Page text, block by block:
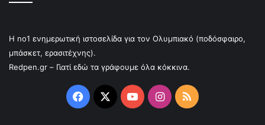
Η no1 ενημερωτική ιστοσελίδα για τον Ολυμπιακό (ποδόσφαιρο,
μπάσκετ, ερασιτέχνης).
Redpen.gr – Γιατί εδώ τα γράφουμε όλα κόκκινα.
Facebook
X YouTubeInstagram
RSS